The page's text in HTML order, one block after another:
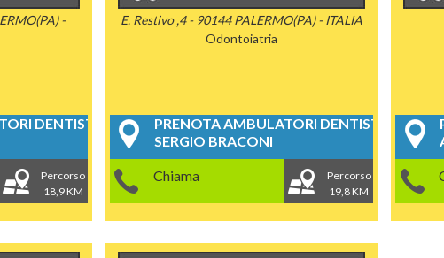
-
DENTISTICI
Percorso
18,9 KM
E. Restivo ,4 - 90144 PALERMO(PA) - ITALIA
Odontoiatria
PRENOTA AMBULATORI DENTISTICI
SERGIO BRACONI
Chiama
Percorso
19,8 KM